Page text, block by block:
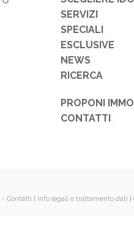
SERVIZI
SPECIALI
ESCLUSIVE
NEWS
RICERCA
PROPONI
CONTATTI
- Contatti Info legali e trattamento dati